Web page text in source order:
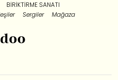
BIRIKTIRME SANATI
Sergiler Mağaza